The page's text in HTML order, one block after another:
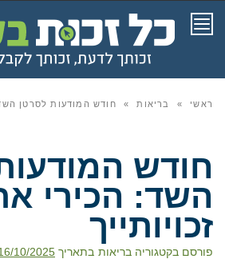
תפריט
ראשי » בריאות » חודש המודעות לסרטן
חודש
השד: הכירי
זכויותייך
פורסם בקטגוריה בריאות בתאריך 10/2025